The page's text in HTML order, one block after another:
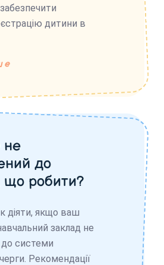
дитини в
до
що робити?
діяти, якщо ваш
заклад не
системи
Рекомендації